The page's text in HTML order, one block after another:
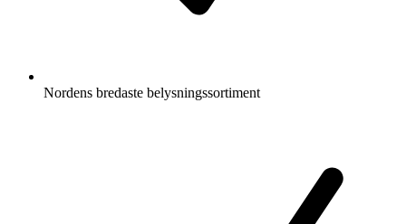
Nordens bredaste belysningssortiment